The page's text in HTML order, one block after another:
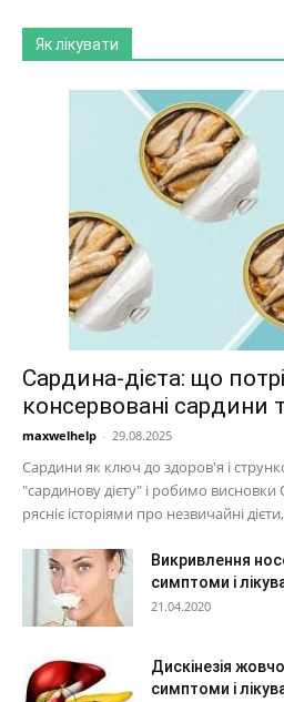
Як лікувати
Сардина-дієта: що
консервовані сардини
maxwelhelp - 29.08.2025
Сардини як ключ до здоров'я і
"сардинову дієту" і робимо висновки
рясніє історіями про незвичайні
Викривлення
симптоми і
21.04.2020
Дискінезія
симптоми і